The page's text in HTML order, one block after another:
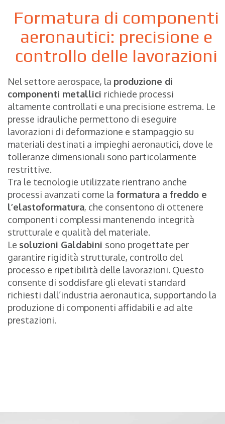
Formatura di componenti
aeronautici: precisione e
controllo delle lavorazioni
Nel settore aerospace, la produzione di
componenti metallici richiede processi
altamente controllati e una precisione estrema. Le
presse idrauliche permettono di eseguire
lavorazioni di deformazione e stampaggio su
materiali destinati a impieghi aeronautici, dove le
tolleranze dimensionali sono particolarmente
restrittive.
Tra le tecnologie utilizzate rientrano anche
processi avanzati come la formatura a freddo e
l’elastoformatura, che consentono di ottenere
componenti complessi mantenendo integrità
strutturale e qualità del materiale.
Le soluzioni Galdabini sono progettate per
garantire rigidità strutturale, controllo del
processo e ripetibilità delle lavorazioni. Questo
consente di soddisfare gli elevati standard
richiesti dall’industria aeronautica, supportando la
produzione di componenti affidabili e ad alte
prestazioni.